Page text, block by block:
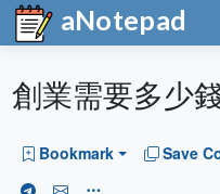
aNotepad
創業需要多少
Bookmark Save